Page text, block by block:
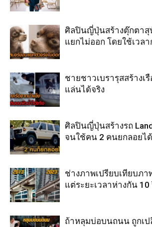
ศิลปินญี่ปุ่นสร้างตุ๊กตาสุ
แยกไม่ออก โดยใช้เวล
ชายชาวเบรารุสสร้างเ
แล่นได้จริง
ศิลปินญี่ปุ่นสร้างรถ
จนใช้คน 2 คนยกลอยได้
ช่างภาพเปรียบเทียบภ
แต่ระยะเวลาห่างกัน 10
ถ้าหลุมบ่อบนถนน ถูกเป